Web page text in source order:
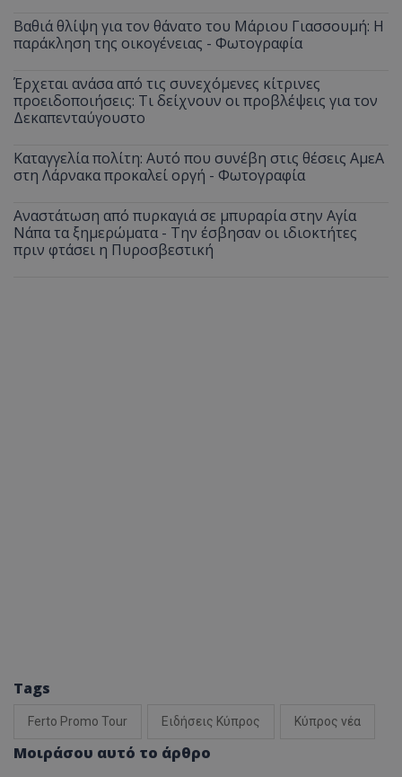
Βαθιά θλίψη για τον θάνατο του Μάριου Γιασσουμή: Η
παράκληση της οικογένειας - Φωτογραφία
Έρχεται ανάσα από τις συνεχόμενες κίτρινες
προειδοποιήσεις: Τι δείχνουν οι προβλέψεις για τον
Δεκαπενταύγουστο
Καταγγελία πολίτη: Αυτό που συνέβη στις θέσεις ΑμεΑ
στη Λάρνακα προκαλεί οργή - Φωτογραφία
Αναστάτωση από πυρκαγιά σε μπυραρία στην Αγία
Νάπα τα ξημερώματα - Την έσβησαν οι ιδιοκτήτες
πριν φτάσει η Πυροσβεστική
Tags
Ferto Promo Tour Ειδήσεις Κύπρος Κύπρος νέα
Μοιράσου αυτό το άρθρο